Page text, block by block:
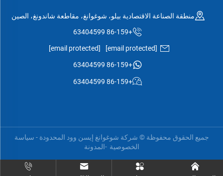
منطقة الصناعة الاقتصادية بيلو، شوغوانغ، مقاطعة شاندونغ، الصين
+86-159 63404599
[email protected]
[email protected]
+86-159 63404599
+86-159 63404599
جميع الحقوق محفوظة © شركة شوغوانغ إيسن وود المحدودة - سياسة
الخصوصية -المدونة